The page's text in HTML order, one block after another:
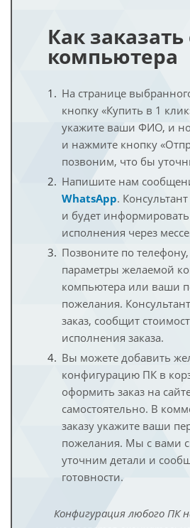
Как заказать
компьютера
На странице
кнопку «Купить в 1
укажите ваши ФИО, и
и нажмите кнопку
позвоним, что бы
Напишите нам
WhatsApp.
и будет информировать
исполнения через
Позвоните по
параметры желаемой
компьютера или ваши
пожелания.
заказ, сообщит
исполнения заказа.
Вы можете добавить
конфигурацию ПК в
оформить заказ на
самостоятельно. В
заказу укажите ваши
пожелания. Мы с вами
уточним детали и
готовности.
Конфигурация любого ПК